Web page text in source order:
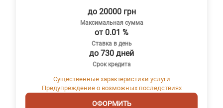
до 20000 грн
Максимальная сумма
от 0.01 %
Ставка в день
до 730 дней
Срок кредита
Существенные характеристики услуги
Предупреждение о возможных последствиях
ОФОРМИТЬ